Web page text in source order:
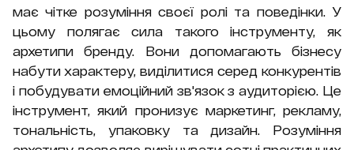
має чітке розуміння своєї ролі та поведінки. У
цьому полягає сила такого інструменту, як
архетипи бренду. Вони допомагають бізнесу
набути характеру, виділитися серед конкурентів
і побудувати емоційний зв'язок з аудиторією. Це
інструмент, який пронизує маркетинг, рекламу,
тональність, упаковку та дизайн. Розуміння